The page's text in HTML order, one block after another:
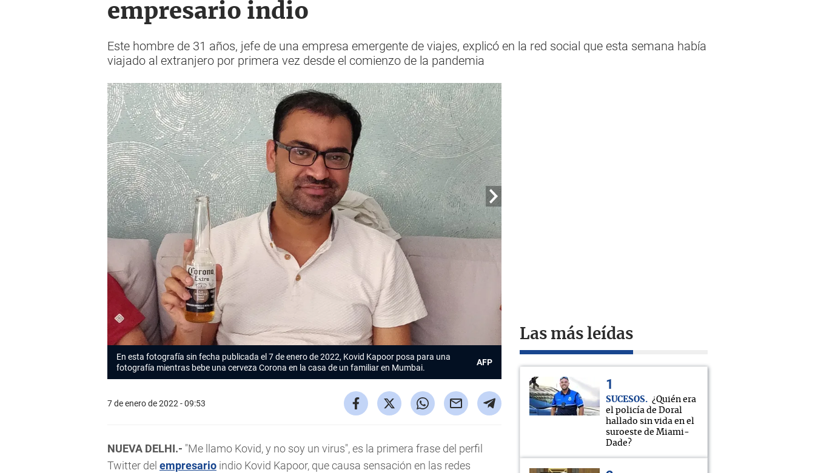
empresario indio
Este hombre de 31 años, jefe de una empresa emergente de viajes, explicó en la red social que esta semana había
viajado al extranjero por primera vez desde el comienzo de la pandemia
En esta fotografía sin fecha publicada el 7 de enero de 2022, Kovid Kapoor posa para una
fotografía mientras bebe una cerveza Corona en la casa de un familiar en Mumbai.
AFP
7 de enero de 2022 - 09:53
NUEVA DELHI.- "Me llamo Kovid, y no soy un virus", es la primera frase del perfil
Twitter del empresario indio Kovid Kapoor, que causa sensación en las redes
Las más leídas
SUCESOS
¿Quién era
el policía de Doral
hallado sin vida en el
suroeste de Miami-
Dade?